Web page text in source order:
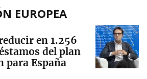
EUROPEA
en 1.256
del plan
para España